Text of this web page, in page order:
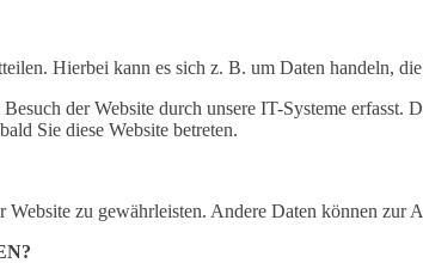
Hierbei kann es sich z. B. um Daten handeln,
der Website durch unsere IT-Systeme
Sie diese Website betreten.
zu gewährleisten. Andere Daten können zur